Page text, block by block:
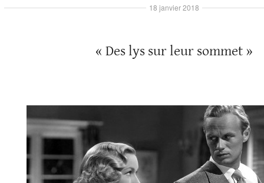
« Des lys sur leur sommet »
18 janvier 2018